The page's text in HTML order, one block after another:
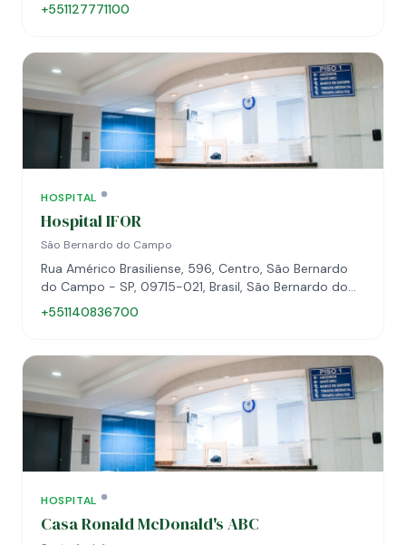
+551127771100
HOSPITAL
Hospital IFOR
São Bernardo do Campo
Rua Américo Brasiliense, 596, Centro, São Bernardo
do Campo - SP, 09715-021, Brasil, São Bernardo do
Campo, SP, 09715-021
+551140836700
HOSPITAL
Casa Ronald McDonald's ABC